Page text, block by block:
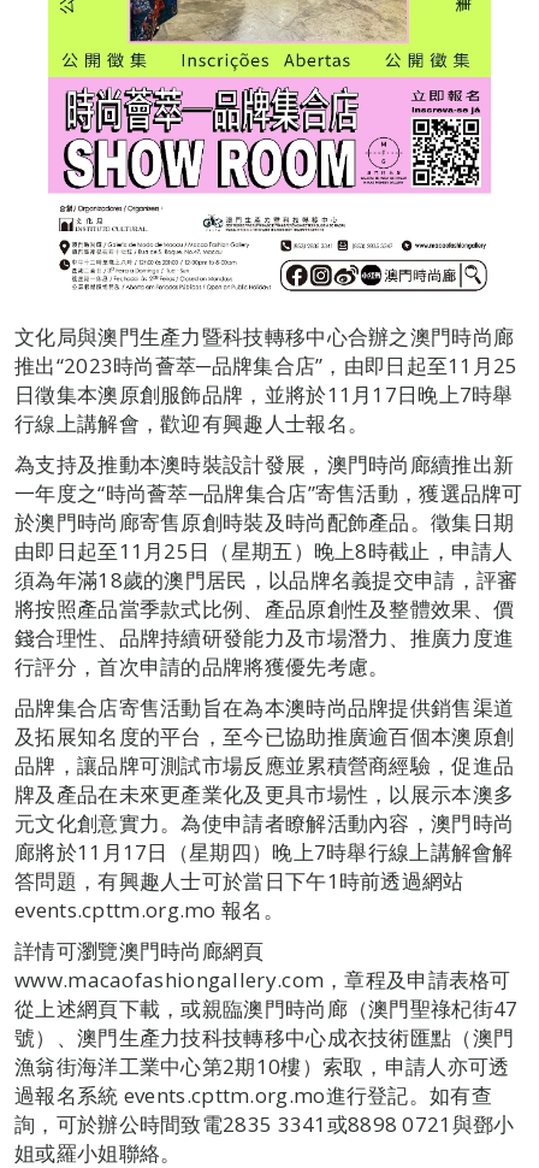
文化局與澳門生產力暨科技轉移中心合辦之澳門時尚廊
推出“2023時尚薈萃─品牌集合店”，由即日起至11月25
日徵集本澳原創服飾品牌，並將於11月17日晚上7時舉
行線上講解會，歡迎有興趣人士報名。
為支持及推動本澳時裝設計發展，澳門時尚廊續推出新
一年度之“時尚薈萃─品牌集合店”寄售活動，獲選品牌可
於澳門時尚廊寄售原創時裝及時尚配飾產品。徵集日期
由即日起至11月25日（星期五）晚上8時截止，申請人
須為年滿18歲的澳門居民，以品牌名義提交申請，評審
將按照產品當季款式比例、產品原創性及整體效果、價
錢合理性、品牌持續研發能力及市場潛力、推廣力度進
行評分，首次申請的品牌將獲優先考慮。
品牌集合店寄售活動旨在為本澳時尚品牌提供銷售渠道
及拓展知名度的平台，至今已協助推廣逾百個本澳原創
品牌，讓品牌可測試市場反應並累積營商經驗，促進品
牌及產品在未來更產業化及更具市場性，以展示本澳多
元文化創意實力。為使申請者瞭解活動內容，澳門時尚
廊將於11月17日（星期四）晚上7時舉行線上講解會解
答問題，有興趣人士可於當日下午1時前透過網站
events.cpttm.org.mo 報名。
詳情可瀏覽澳門時尚廊網頁
www.macaofashiongallery.com，章程及申請表格可
從上述網頁下載，或親臨澳門時尚廊（澳門聖祿杞街47
號）、澳門生產力技科技轉移中心成衣技術匯點（澳門
漁翁街海洋工業中心第2期10樓）索取，申請人亦可透
過報名系統 events.cpttm.org.mo進行登記。如有查
詢，可於辦公時間致電2835 3341或8898 0721與鄧小
姐或羅小姐聯絡。